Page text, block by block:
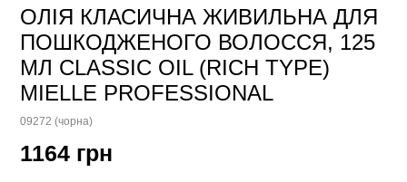
ОЛІЯ КЛАСИЧНА ЖИВИЛЬНА ДЛЯ
ПОШКОДЖЕНОГО ВОЛОССЯ, 125
МЛ CLASSIC OIL (RICH TYPE)
MIELLE PROFESSIONAL
09272 (чорна)
1164 грн